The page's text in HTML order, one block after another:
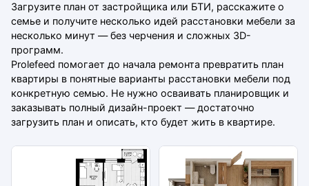
Загрузите план от застройщика или БТИ, расскажите о
семье и получите несколько идей расстановки мебели за
несколько минут — без черчения и сложных 3D-
программ.
Prolefeed помогает до начала ремонта превратить план
квартиры в понятные варианты расстановки мебели под
конкретную семью. Не нужно осваивать планировщик и
заказывать полный дизайн-проект — достаточно
загрузить план и описать, кто будет жить в квартире.